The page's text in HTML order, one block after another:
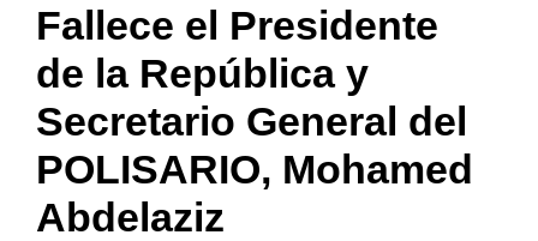
Fallece el Presidente
de la República y
Secretario General del
POLISARIO, Mohamed
Abdelaziz